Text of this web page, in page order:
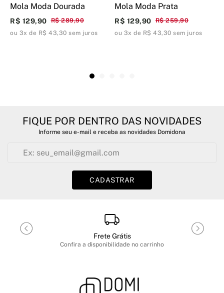
Mola Moda Dourada
R$ 289,90
R$ 129,90
ou 3x de R$ 43,30 sem juros
Mola Moda Prata
R$ 259,90
R$ 129,90
ou 3x de R$ 43,30 sem juros
FIQUE POR DENTRO DAS NOVIDADES
Informe seu e-mail e receba as novidades Domidona
CADASTRAR
Frete Grátis
Confira a disponibilidade no carrinho